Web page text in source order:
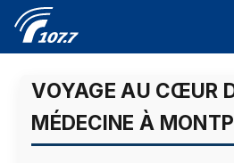
VOYAGE AU CŒUR
MÉDECINE À